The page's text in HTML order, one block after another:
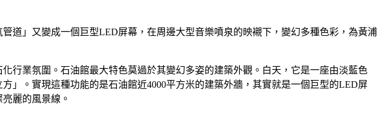
道」又變成一個巨型LED屏幕，在周邊大型音樂噴泉的映襯下，變幻多種色彩，為黃浦
行業氛圍。石油館最大特色莫過於其變幻多姿的建築外觀。白天，它是一座由淡藍色
」。實現這種功能的是石油館近4000平方米的建築外牆，其實就是一個巨型的LED屏
麗的風景線。